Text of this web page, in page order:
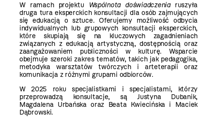
W ramach projektu Wspólnota doświadczeniaruszyła
druga tura eksperckich konsultacji dla osób zajmujących
się edukacją o sztuce. Oferujemy możliwość odbycia
indywidualnych lub grupowych konsultacji eksperckich,
które skupiają się na kluczowych zagadnieniach
związanych z edukacją artystyczną, dostępnością oraz
zaangażowaniem publiczności w kulturę. Wsparcie
obejmuje szeroki zakres tematów, takich jak pedagogika,
metodyka warsztatów twórczych i arteterapii oraz
komunikacja z różnymi grupami odbiorców.
W 2025 roku specjalistkami i specjalistami, którzy
przeprowadzą konsultacje, są Justyna Dubanik,
Magdalena Urbańska oraz Beata Kwiecińska i Maciek
Dąbrowski.